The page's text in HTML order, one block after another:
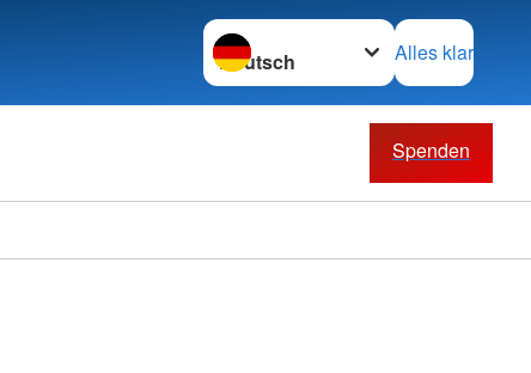
Sprache wechseln zu
Alles klar
Spenden